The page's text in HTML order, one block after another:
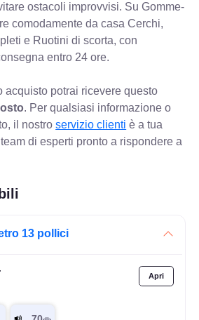
ostacoli improvvisi. Su Gomme-
comodamente da casa Cerchi,
e Ruotini di scorta, con
entro 24 ore.
acquisto potrai ricevere questo
. Per qualsiasi informazione o
il nostroservizio clienti è a tua
di esperti pronto a rispondere a
13 pollici